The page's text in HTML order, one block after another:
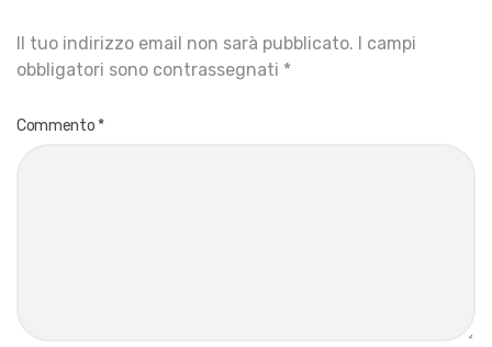
Il tuo indirizzo email non sarà pubblicato. I campi
obbligatori sono contrassegnati *
Commento *